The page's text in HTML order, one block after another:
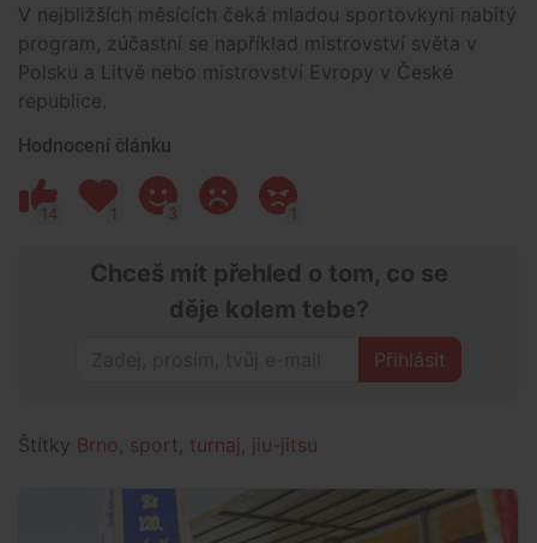
V nejbližších měsících čeká mladou sportovkyni nabitý
program, zúčastní se například mistrovství světa v
Polsku a Litvě nebo mistrovství Evropy v České
republice.
Hodnocení článku
14 1 3 1
Chceš mít přehled o tom, co se
děje kolem tebe?
Přihlásit
Štítky Brno sport turnaj jiu-jitsu